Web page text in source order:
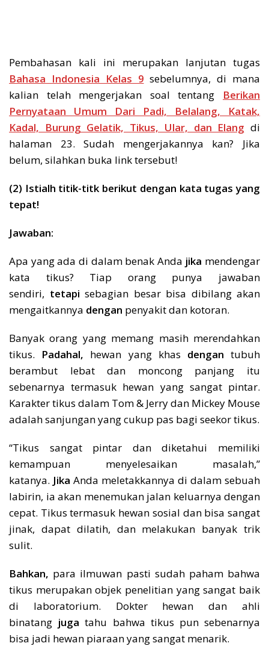
Pembahasan kali ini merupakan lanjutan tugas
Bahasa Indonesia Kelas 9 sebelumnya, di mana
kalian telah mengerjakan soal tentang Berikan
Pernyataan Umum Dari Padi, Belalang, Katak,
Kadal, Burung Gelatik, Tikus, Ular, dan Elang di
halaman 23. Sudah mengerjakannya kan? Jika
belum, silahkan buka link tersebut!
(2) Istialh titik-titk berikut dengan kata tugas yang
tepat!
Jawaban:
Apa yang ada di dalam benak Anda jika mendengar
kata tikus? Tiap orang punya jawaban
sendiri, tetapi sebagian besar bisa dibilang akan
mengaitkannya dengan penyakit dan kotoran.
Banyak orang yang memang masih merendahkan
tikus. Padahal, hewan yang khas dengan tubuh
berambut lebat dan moncong panjang itu
sebenarnya termasuk hewan yang sangat pintar.
Karakter tikus dalam Tom & Jerry dan Mickey Mouse
adalah sanjungan yang cukup pas bagi seekor tikus.
“Tikus sangat pintar dan diketahui memiliki
kemampuan menyelesaikan masalah,”
katanya. Jika Anda meletakkannya di dalam sebuah
labirin, ia akan menemukan jalan keluarnya dengan
cepat. Tikus termasuk hewan sosial dan bisa sangat
jinak, dapat dilatih, dan melakukan banyak trik
sulit.
Bahkan, para ilmuwan pasti sudah paham bahwa
tikus merupakan objek penelitian yang sangat baik
di laboratorium. Dokter hewan dan ahli
binatang juga tahu bahwa tikus pun sebenarnya
bisa jadi hewan piaraan yang sangat menarik.